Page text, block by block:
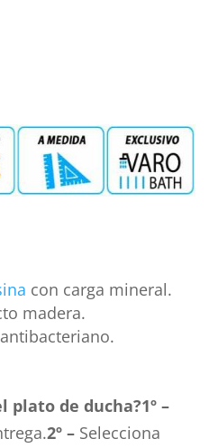
con carga mineral.
madera.
plato de ducha?1º –
2º –Selecciona